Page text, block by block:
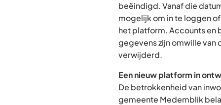
beëindigd. Vanaf die
mogelijk om in te loggen
het platform. Accounts en
gegevens zijn omwille van
verwijderd.
Een nieuw platform in
De betrokkenheid van
gemeente Medemblik